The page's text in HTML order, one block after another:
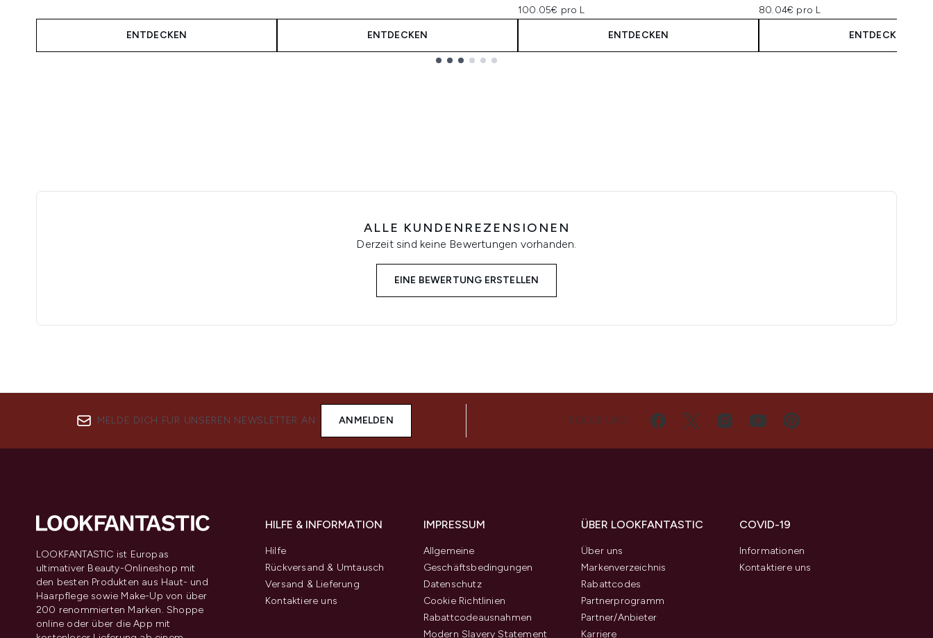
ENTDECKEN ENTDECKEN
100.05€ pro L
ENTDECKEN
80.04€ pro L
ENTDECKEN
ALLE KUNDENREZENSIONEN
Derzeit sind keine Bewertungen vorhanden.
EINE BEWERTUNG ERSTELLEN
MELDE DICH FÜR UNSEREN NEWSLETTER AN ANMELDEN FOLGE UNS
LOOKFANTASTIC ist Europas
ultimativer Beauty-Onlineshop mit
den besten Produkten aus Haut- und
Haarpflege sowie Make-Up von über
200 renommierten Marken. Shoppe
online oder über die App mit
HILFE & INFORMATION
Hilfe
Rückversand & Umtausch
Versand & Lieferung
Kontaktiere uns
IMPRESSUM
Allgemeine
Geschäftsbedingungen
Datenschutz
Cookie Richtlinien
Rabattcodeausnahmen
Modern Slavery Statement
ÜBER LOOKFANTASTIC
Über uns
Markenverzeichnis
Rabattcodes
Partnerprogramm
Partner/Anbieter
Karriere
COVID-19
Informationen
Kontaktiere uns